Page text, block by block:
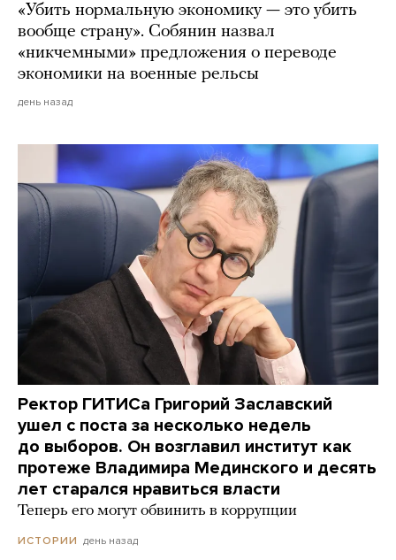
«Убить нормальную экономику — это убить
вообще страну». Собянин назвал
«никчемными» предложения о переводе
экономики на военные рельсы
день назад
Ректор ГИТИСа Григорий Заславский
ушел с поста за несколько недель
до выборов. Он возглавил институт как
протеже Владимира Мединского и десять
лет старался нравиться власти
Теперь его могут обвинить в коррупции
ИСТОРИИ день назад